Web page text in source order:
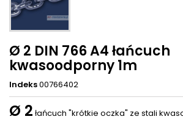
Ø 2 DIN 766 A4 łańcuch
kwasoodporny 1m
Indeks00766402
Ø 2 łańcuch "krótkie oczka" ze stali